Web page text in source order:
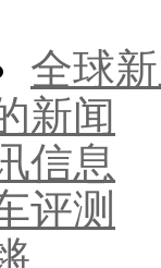
全球
新闻
信息
评测